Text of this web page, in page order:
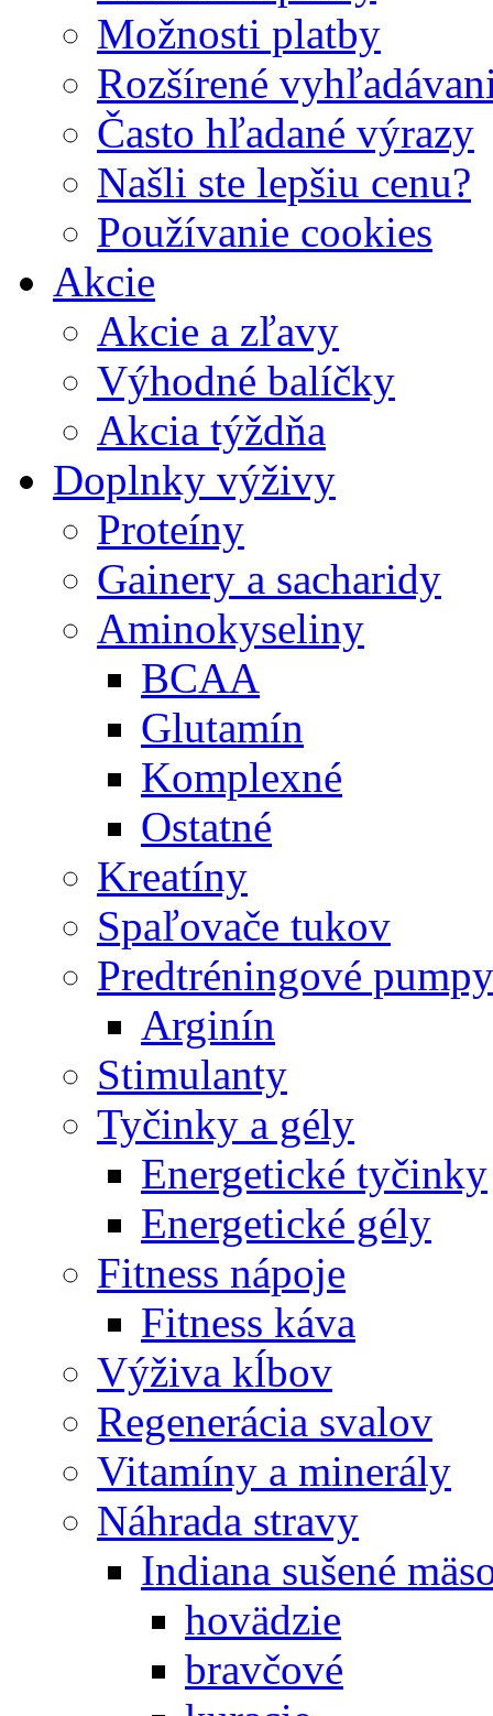
Možnosti platby
Rozšírené
Často hľadané výrazy
Našli ste lepšiu cenu?
Používanie cookies
Akcie
Akcie a zľavy
Výhodné balíčky
Akcia týždňa
Doplnky výživy
Proteíny
Gainery a sacharidy
Aminokyseliny
BCAA
Glutamín
Komplexné
Ostatné
Kreatíny
Spaľovače tukov
Predtréningové pumpy
Arginín
Stimulanty
Tyčinky a gély
Energetické tyčinky
Energetické gély
Fitness nápoje
Fitness káva
Výživa kĺbov
Regenerácia svalov
Vitamíny a minerály
Náhrada stravy
Indiana sušené
hovädzie
bravčové